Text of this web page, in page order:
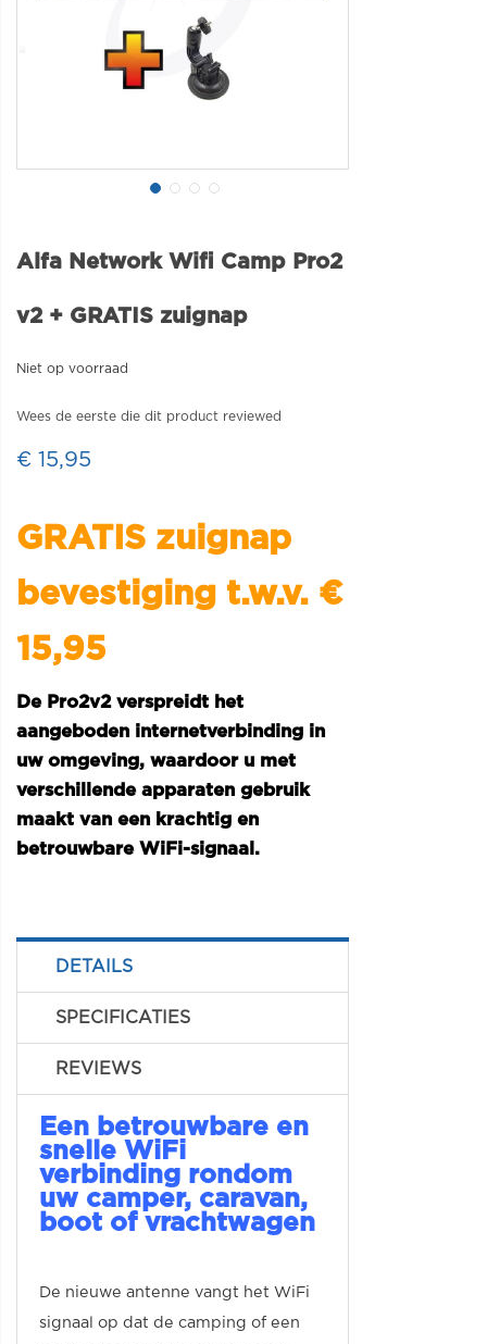
Alfa Network Wifi Camp Pro2
v2 + GRATIS zuignap
Niet op voorraad
Wees de eerste die dit product reviewed
€ 15,95
GRATIS zuignap
bevestiging t.w.v. €
15,95
De Pro2v2 verspreidt het
aangeboden internetverbinding in
uw omgeving, waardoor u met
verschillende apparaten gebruik
maakt van een krachtig en
betrouwbare WiFi-signaal.
DETAILS
SPECIFICATIES
REVIEWS
Een betrouwbare en
snelle WiFi
verbinding rondom
uw camper, caravan,
boot of vrachtwagen
De nieuwe antenne vangt het WiFi
signaal op dat de camping of een